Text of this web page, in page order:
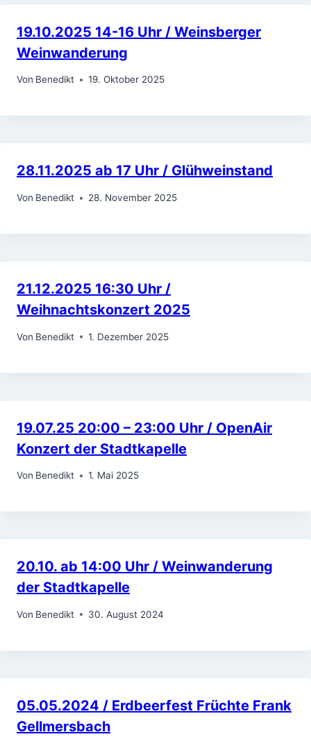
19.10.2025 14-16 Uhr / Weinsberger
Weinwanderung
Von Benedikt 19. Oktober 2025
28.11.2025 ab 17 Uhr / Glühweinstand
Von Benedikt 28. November 2025
21.12.2025 16:30 Uhr /
Weihnachtskonzert 2025
Von Benedikt 1. Dezember 2025
19.07.25 20:00 – 23:00 Uhr / OpenAir
Konzert der Stadtkapelle
Von Benedikt 1. Mai 2025
20.10. ab 14:00 Uhr / Weinwanderung
der Stadtkapelle
Von Benedikt 30. August 2024
05.05.2024 / Erdbeerfest Früchte Frank
Gellmersbach